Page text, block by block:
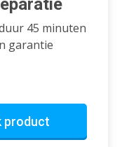
45 minuten
garantie
product